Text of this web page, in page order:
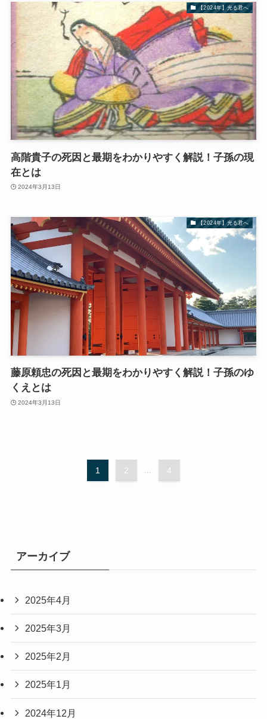
【2024年】光る君へ
高階貴子の死因と最期をわかりやすく解説！子孫の現
在とは
2024年3月13日
【2024年】光る君へ
藤原頼忠の死因と最期をわかりやすく解説！子孫のゆ
くえとは
2024年3月13日
1 2 ... 4
アーカイブ
2025年4月
2025年3月
2025年2月
2025年1月
2024年12月